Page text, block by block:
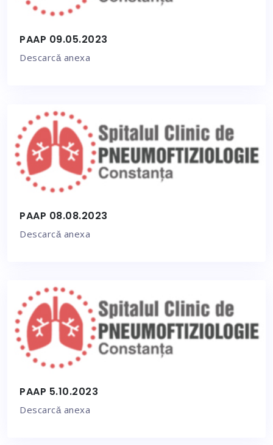
PAAP 09.05.2023
Descarcǎ anexa
PAAP 08.08.2023
Descarcǎ anexa
PAAP 5.10.2023
Descarcǎ anexa